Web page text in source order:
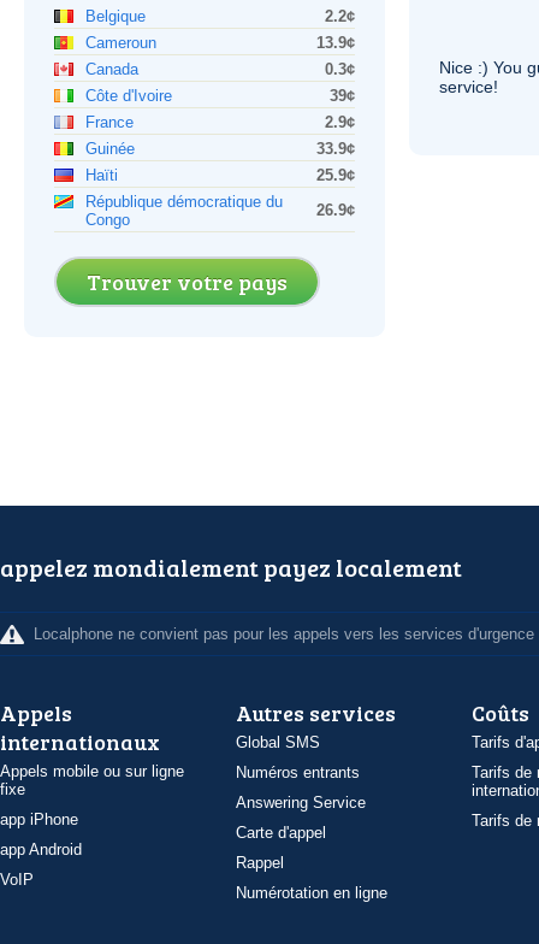
Belgique
2.2¢
Cameroun
13.9¢
Canada
0.3¢
Côte d'Ivoire
39¢
France
2.9¢
Guinée
33.9¢
Haïti
25.9¢
République démocratique du
Congo
26.9¢
Trouver votre pays
Nice :) You
service!
appelez mondialement payez localement
Localphone ne convient pas pour les appels vers les services d'urgence
Appels
internationaux
Appels mobile ou sur ligne
fixe
app iPhone
app Android
VoIP
Autres services
Global SMS
Numéros entrants
Answering Service
Carte d'appel
Rappel
Numérotation en ligne
Coûts
Tarifs
Tarifs de
Tarifs de